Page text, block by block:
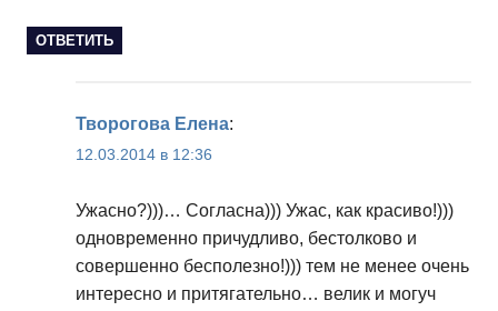
ОТВЕТИТЬ
Творогова Елена:
12.03.2014 в 12:36
Ужасно?)))… Согласна))) Ужас, как красиво!)))
одновременно причудливо, бестолково и
совершенно бесполезно!))) тем не менее очень
интересно и притягательно… велик и могуч